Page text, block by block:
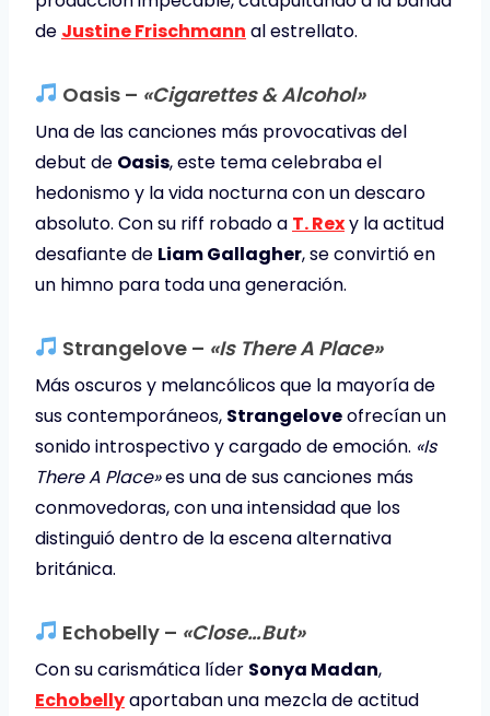
de Justine Frischmann al estrellato.
Oasis – «Cigarettes & Alcohol»
Una de las canciones más provocativas del
debut de Oasis, este tema celebraba el
hedonismo y la vida nocturna con un descaro
absoluto. Con su riff robado a T. Rexy la actitud
desafiante de Liam Gallagher, se convirtió en
un himno para toda una generación.
Strangelove – «Is There A Place»
Más oscuros y melancólicos que la mayoría de
sus contemporáneos, Strangeloveofrecían un
sonido introspectivo y cargado de emoción. «Is
There A Place»es una de sus canciones más
conmovedoras, con una intensidad que los
distinguió dentro de la escena alternativa
británica.
Echobelly – «Close…But»
Con su carismática líder Sonya Madan,
Echobellyaportaban una mezcla de actitud